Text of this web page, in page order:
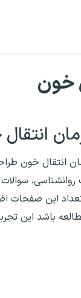
خون
انتقال خون
سوالات
تعداد این صفحات
باشد این